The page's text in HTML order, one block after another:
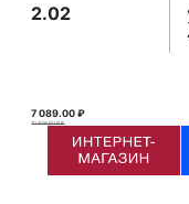
2.02
7 089.00 ₽
10 406.60 ₽ ₽